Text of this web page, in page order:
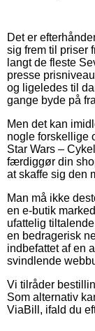
Det er
sig frem til priser
langt de fleste
presse
og ligeledes til
gange byde på
Men det kan
nogle forskellige
Star Wars –
færdiggør din
at skaffe sig den
Man må ikke
en e-butik
ufattelig
en bedragerisk
indbefattet af en
svindlende
Vi tilråder
Som alternativ
ViaBill, ifald du